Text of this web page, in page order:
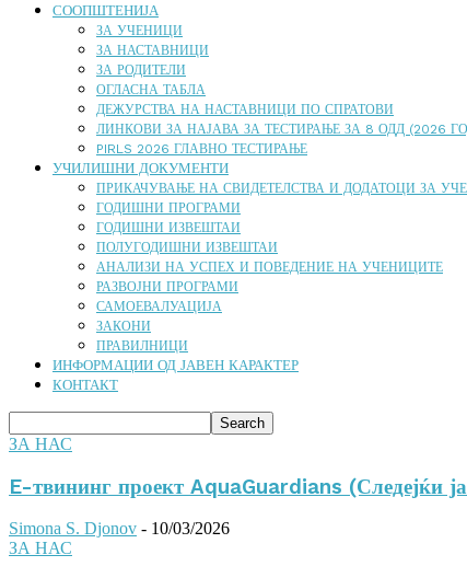
СООПШТЕНИЈА
ЗА УЧЕНИЦИ
ЗА НАСТАВНИЦИ
ЗА РОДИТЕЛИ
ОГЛАСНА ТАБЛА
ДЕЖУРСТВА НА НАСТАВНИЦИ ПО СПРАТОВИ
ЛИНКОВИ ЗА НАЈАВА ЗА ТЕСТИРАЊЕ ЗА 8 ОДД (2026
PIRLS 2026 ГЛАВНО ТЕСТИРАЊЕ
УЧИЛИШНИ ДОКУМЕНТИ
ПРИКАЧУВАЊЕ НА СВИДЕТЕЛСТВА И ДОДАТОЦИ ЗА
ГОДИШНИ ПРОГРАМИ
ГОДИШНИ ИЗВЕШТАИ
ПОЛУГОДИШНИ ИЗВЕШТАИ
АНАЛИЗИ НА УСПЕХ И ПОВЕДЕНИЕ НА УЧЕНИЦИТЕ
РАЗВОЈНИ ПРОГРАМИ
САМОЕВАЛУАЦИЈА
ЗАКОНИ
ПРАВИЛНИЦИ
ИНФОРМАЦИИ ОД ЈАВЕН КАРАКТЕР
КОНТАКТ
ЗА НАС
E-твининг проект AquaGuardians (Следејќи
Simona S. Djonov - 10/03/2026
ЗА НАС